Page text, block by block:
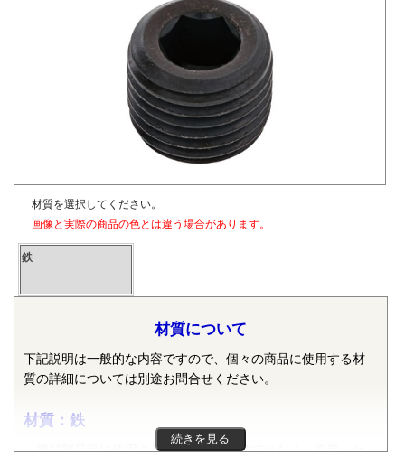
材質を選択してください。
画像と実際の商品の色とは違う場合があります。
鉄
材質について
下記説明は一般的な内容ですので、個々の商品に使用する材
質の詳細については別途お問合せください。
材質：鉄
機械部品等に使用される鉄は純粋な鉄ではなく、炭素・ケ
続きを見る